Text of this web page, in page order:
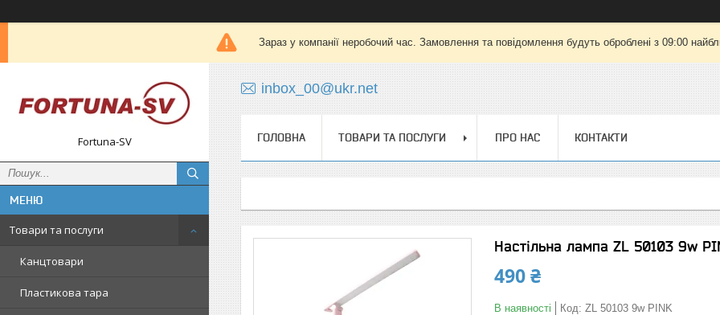
Зараз у компанії неробочий час. Замовлення та повідомлення будуть оброблені з 09:00
Fortuna-SV
Товари та послуги
Канцтовари
Пластикова тара
inbox_00@ukr.net
ГОЛОВНА ТОВАРИ ТА ПОСЛУГИ ПРО НАС КОНТАКТИ
Настільна лампа ZL 50103 9w
490 ₴
В наявності Код: ZL 50103 9w PINK